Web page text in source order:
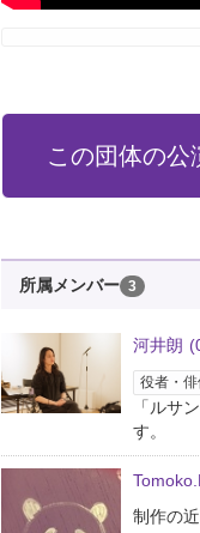
この団体の公
所属メンバー 3
河井朗
役者・
「ルサ
す。
制作の